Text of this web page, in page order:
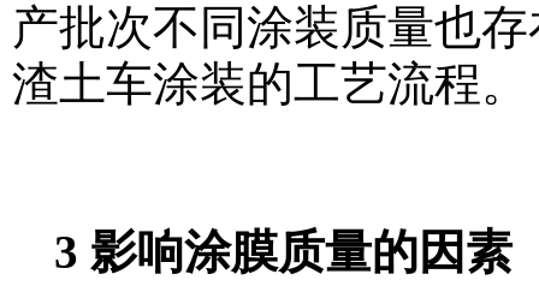
产批次不同涂装质量也
渣土车涂装的工艺流程。
3 影响涂膜质量的因素